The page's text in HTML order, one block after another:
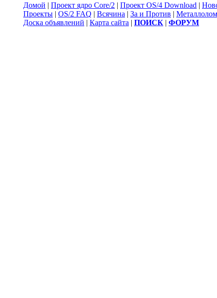
Домой | Проект ядро Core/2 | Проект OS/4 Download |
Проекты | OS/2 FAQ | Всячина | За и Против | Металлолом
Доска объявлений | Карта сайта | ПОИСК | ФОРУМ